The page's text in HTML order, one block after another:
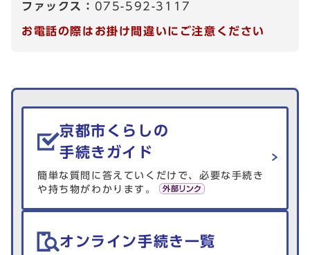
ファックス： 075-592-3117
お電話の際はお掛け間違いにご注意ください
生活情報を探す
京都市くらしの
手続きガイド
簡単な質問に答えていくだけで、必要な手続き
や持ち物がわかります。
オンライン手続き一覧